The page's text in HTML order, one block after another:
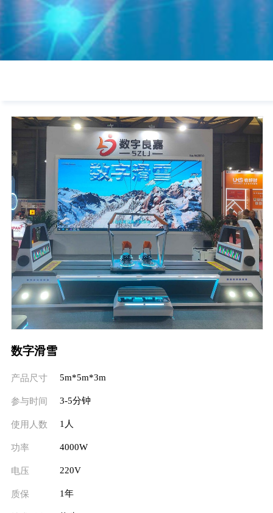
数字滑雪
产品尺寸 5m*5m*3m
参与时间 3-5分钟
使用人数 1人
功率 4000W
电压 220V
质保 1年